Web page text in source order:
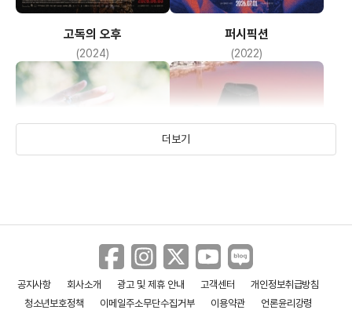
고독의 오후
(2024)
퍼시픽션
(2022)
내 죽음의 이야기 라스트 무비
더보기
공지사항 회사소개 광고 및 제휴 안내 고객센터
개인정보취급방침
청소년보호정책
이메일주소무단수집거부 이용약관 언론윤리강령